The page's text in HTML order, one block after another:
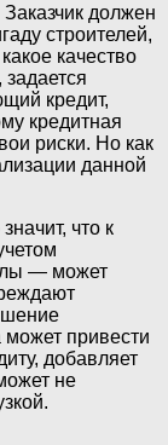
Заказчик должен
строителей,
качество
задается
кредит,
кредитная
риски. Но как
данной
что к
— может
привести
добавляет
не